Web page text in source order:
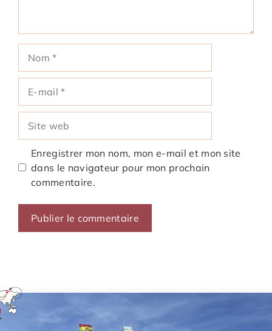
mail
web
Enregistrer mon nom, mon e-mail et mon site
dans le navigateur pour mon prochain
commentaire.